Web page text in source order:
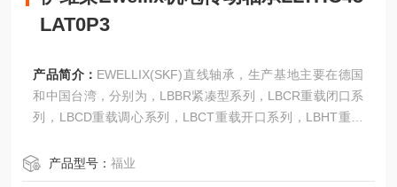
LAT0P3
产品简介： EWELLIX(SKF)直线轴承，生产基地主要在德国
和中国台湾，分别为，LBBR紧凑型系列，LBCR重载闭口系
列，LBCD重载调心系列，LBCT重载开口系列，LBHT重载
产品型号：福业